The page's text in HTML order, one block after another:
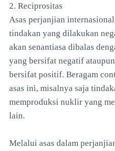
2. Reciprositas
Asas perjanjian
tindakan yang dilakukan
akan senantiasa dibalas
yang bersifat negatif
bersifat positif. Beragam
asas ini, misalnya saja
memproduksi nuklir yang
lain.
Melalui asas dalam